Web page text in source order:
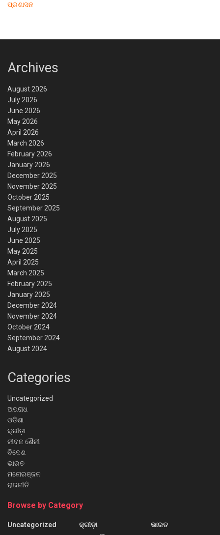
ପ୍ରଶାସନ
Archives
August 2026
July 2026
June 2026
May 2026
April 2026
March 2026
February 2026
January 2026
December 2025
November 2025
October 2025
September 2025
August 2025
July 2025
June 2025
May 2025
April 2025
March 2025
February 2025
January 2025
December 2024
November 2024
October 2024
September 2024
August 2024
Categories
Uncategorized
ଅପରାଧ
ଓଡିଶା
କ୍ରୀଡ଼ା
ଜୀବନ ଶୈଳୀ
ବିଦେଶ
ଭାରତ
ମନୋରଞ୍ଜନ
ରାଜନୀତି
Browse by Category
Uncategorized
କ୍ରୀଡ଼ା
ଭାରତ